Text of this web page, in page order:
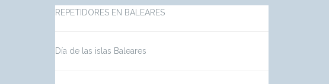
REPETIDORES EN BALEARES
Día de las islas Baleares